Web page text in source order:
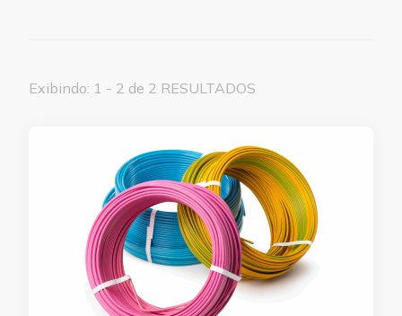
Exibindo: 1 - 2 de 2 RESULTADOS